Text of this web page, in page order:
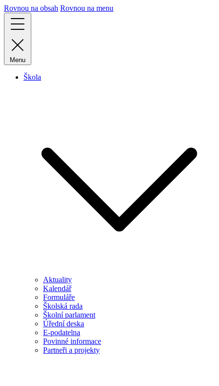
Rovnou na obsah Rovnou na menu
Menu
Škola
Aktuality
Kalendář
Formuláře
Školská rada
Školní parlament
Úřední deska
E-podatelna
Povinné informace
Partneři a projekty